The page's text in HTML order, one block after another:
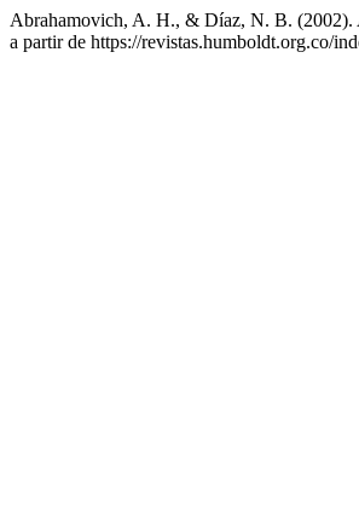
Abrahamovich, A. H., & Díaz, N. B. (2002).
a partir de https://revistas.humboldt.org.co/